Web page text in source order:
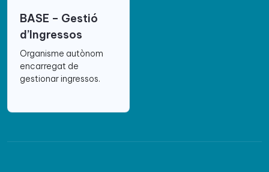
BASE – Gestió
d’Ingressos
Organisme autònom
encarregat de
gestionar ingressos.